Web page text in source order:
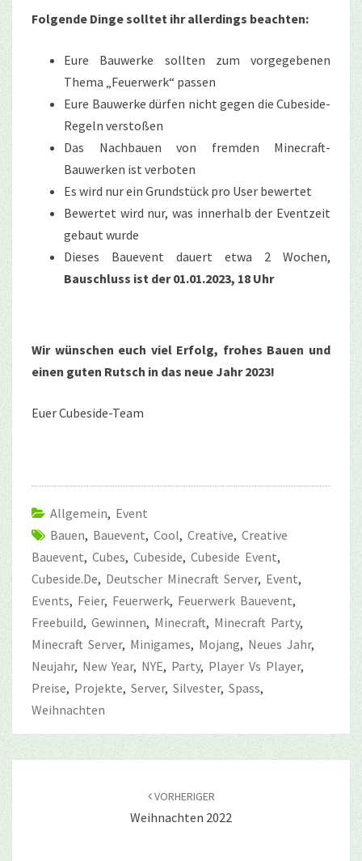
Folgende Dinge solltet ihr allerdings beachten:
Eure Bauwerke sollten zum vorgegebenen
Thema „Feuerwerk“ passen
Eure Bauwerke dürfen nicht gegen die Cubeside-
Regeln verstoßen
Das Nachbauen von fremden Minecraft-
Bauwerken ist verboten
Es wird nur ein Grundstück pro User bewertet
Bewertet wird nur, was innerhalb der Eventzeit
gebaut wurde
Dieses Bauevent dauert etwa 2 Wochen,
Bauschluss ist der 01.01.2023, 18 Uhr
Wir wünschen euch viel Erfolg, frohes Bauen und
einen guten Rutsch in das neue Jahr 2023!
Euer Cubeside-Team
Allgemein, Event
Bauen, Bauevent, Cool, Creative, Creative
Bauevent, Cubes, Cubeside, Cubeside Event,
Cubeside.de, Deutscher Minecraft Server, Event,
Events, Feier, Feuerwerk, Feuerwerk Bauevent,
Freebuild, Gewinnen, Minecraft, Minecraft Party,
Minecraft Server, Minigames, Mojang, Neues Jahr,
Neujahr, New Year, NYE, Party, Player Vs Player,
Preise, Projekte, Server, Silvester, Spass,
Weihnachten
VORHERIGER
Weihnachten 2022